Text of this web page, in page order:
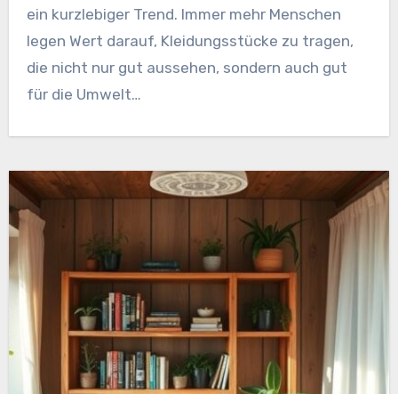
ein kurzlebiger Trend. Immer mehr Menschen
legen Wert darauf, Kleidungsstücke zu tragen,
die nicht nur gut aussehen, sondern auch gut
für die Umwelt…